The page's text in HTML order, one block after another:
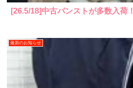
[26.5/18]中古パンストが多数入荷！
最新のお知らせ